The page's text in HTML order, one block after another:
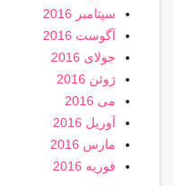
سپتامبر 2016
آگوست 2016
جولای 2016
ژوئن 2016
می 2016
آوریل 2016
مارس 2016
فوریه 2016